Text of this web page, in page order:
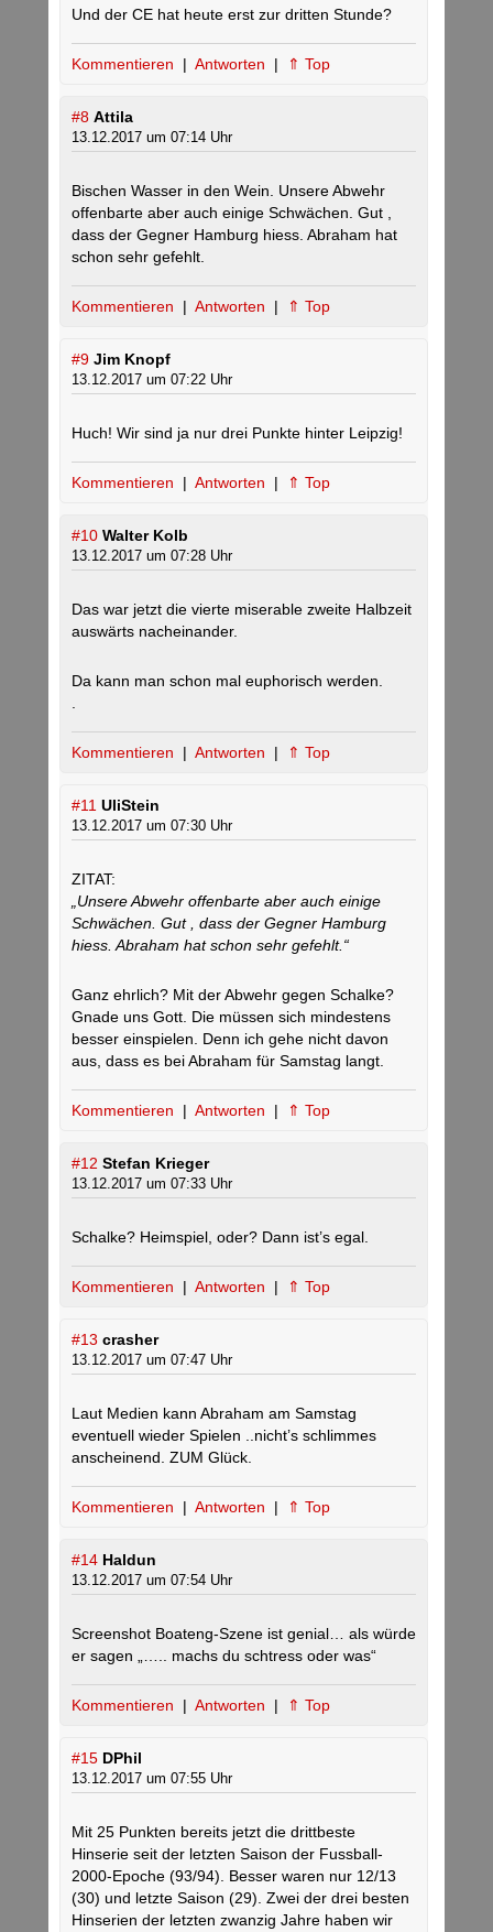
Und der CE hat heute erst zur dritten Stunde?
Kommentieren | Antworten | ⇑ Top
#8 Attila
13.12.2017 um 07:14 Uhr
Bischen Wasser in den Wein. Unsere Abwehr
offenbarte aber auch einige Schwächen. Gut ,
dass der Gegner Hamburg hiess. Abraham hat
schon sehr gefehlt.
Kommentieren | Antworten | ⇑ Top
#9 Jim Knopf
13.12.2017 um 07:22 Uhr
Huch! Wir sind ja nur drei Punkte hinter Leipzig!
Kommentieren | Antworten | ⇑ Top
#10 Walter Kolb
13.12.2017 um 07:28 Uhr
Das war jetzt die vierte miserable zweite Halbzeit
auswärts nacheinander.
Da kann man schon mal euphorisch werden.
.
Kommentieren | Antworten | ⇑ Top
#11 UliStein
13.12.2017 um 07:30 Uhr
ZITAT:
„Unsere Abwehr offenbarte aber auch einige
Schwächen. Gut , dass der Gegner Hamburg
hiess. Abraham hat schon sehr gefehlt.“
Ganz ehrlich? Mit der Abwehr gegen Schalke?
Gnade uns Gott. Die müssen sich mindestens
besser einspielen. Denn ich gehe nicht davon
aus, dass es bei Abraham für Samstag langt.
Kommentieren | Antworten | ⇑ Top
#12 Stefan Krieger
13.12.2017 um 07:33 Uhr
Schalke? Heimspiel, oder? Dann ist’s egal.
Kommentieren | Antworten | ⇑ Top
#13 crasher
13.12.2017 um 07:47 Uhr
Laut Medien kann Abraham am Samstag
eventuell wieder Spielen ..nicht’s schlimmes
anscheinend. ZUM Glück.
Kommentieren | Antworten | ⇑ Top
#14 Haldun
13.12.2017 um 07:54 Uhr
Screenshot Boateng-Szene ist genial… als würde
er sagen „….. machs du schtress oder was“
Kommentieren | Antworten | ⇑ Top
#15 DPhil
13.12.2017 um 07:55 Uhr
Mit 25 Punkten bereits jetzt die drittbeste
Hinserie seit der letzten Saison der Fussball-
2000-Epoche (93/94). Besser waren nur 12/13
(30) und letzte Saison (29). Zwei der drei besten
Hinserien der letzten zwanzig Jahre haben wir